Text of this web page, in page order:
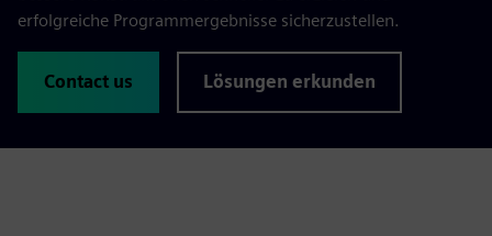
erfolgreiche Programmergebnisse sicherzustellen.
Contact us Lösungen erkunden